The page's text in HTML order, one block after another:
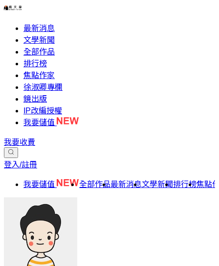
最新消息
文學新聞
全部作品
排行榜
焦點作家
徐淑卿專欄
鏡出版
IP改編授權
我要儲值
我要收費
登入/註冊
我要儲值 全部作品最新消息文學新聞排行榜焦點